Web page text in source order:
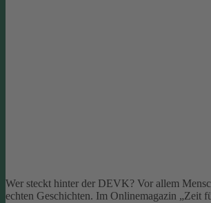
Wer steckt hinter der DEVK? Vor allem
echten Geschichten. Im Onlinemagazin „Zeit